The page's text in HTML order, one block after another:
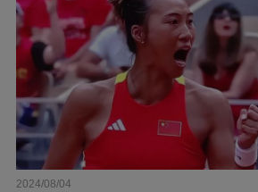
2024/08/04